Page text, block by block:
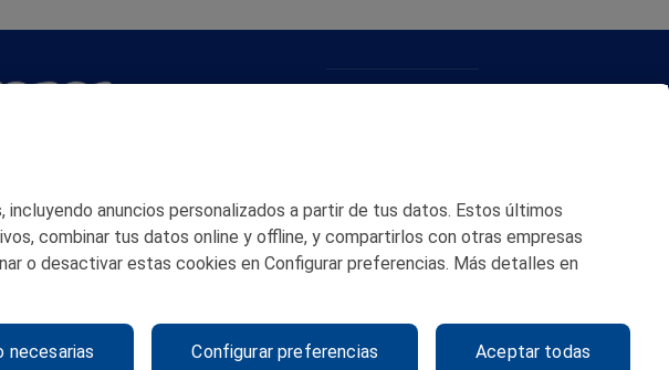
POLITICA DE COOKIES
anuncios personalizados a partir de tus datos. Estos últimos
combinar tus datos online y offline, y compartirlos con otras empresas
o desactivar estas cookies en Configurar preferencias. Más detalles en
Configurar preferencias
necesarias Aceptar todas